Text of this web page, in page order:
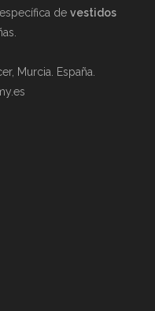
devestidos
Murcia. España.